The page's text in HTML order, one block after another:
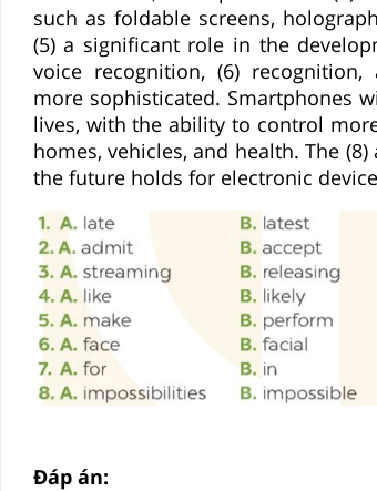
such as foldable screens,
(5) a significant role in the
voice recognition, (6)
more sophisticated. Smartphones
lives, with the ability to control
homes, vehicles, and health. The
the future holds for electronic
Đáp án: